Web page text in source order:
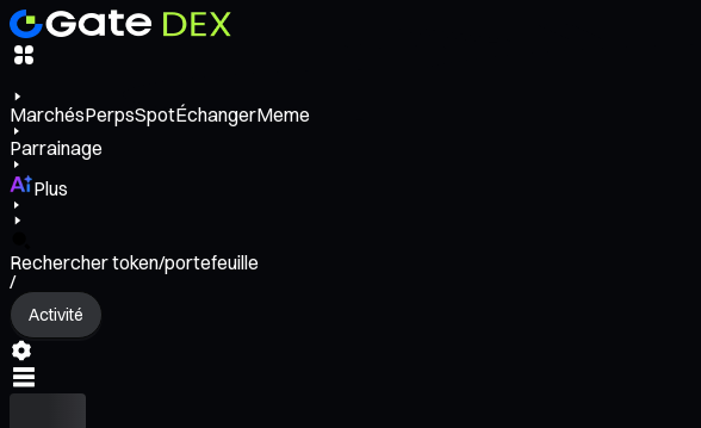
MarchésPerpsSpotÉchangerMeme
Parrainage
Plus
Rechercher token/portefeuille
/
Activité